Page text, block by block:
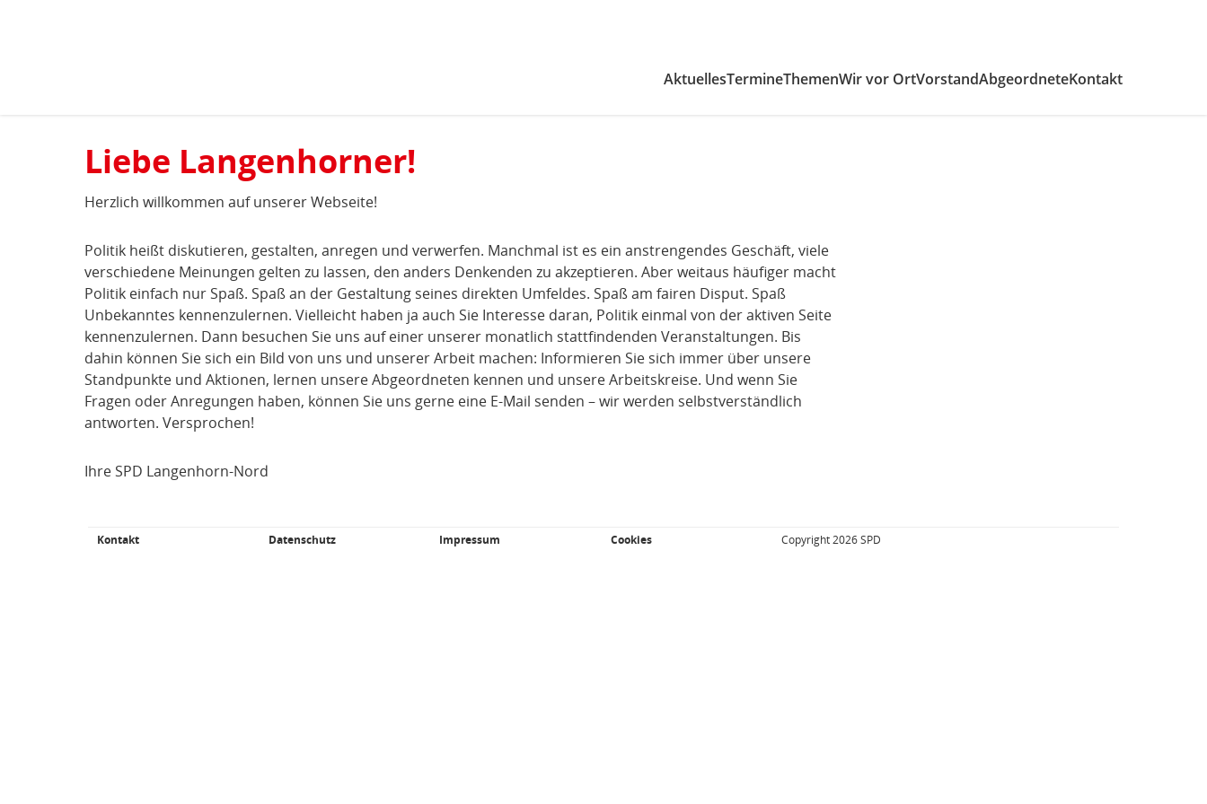
AktuellesTermineThemenWir vor OrtVorstandAbgeordneteKontakt
langenhorn-
nord.spd-
hamburg.de
Liebe Langenhorner!
Herzlich willkommen auf unserer Webseite!
Politik heißt diskutieren, gestalten, anregen und verwerfen. Manchmal ist es ein anstrengendes Geschäft, viele
verschiedene Meinungen gelten zu lassen, den anders Denkenden zu akzeptieren. Aber weitaus häufiger macht
Politik einfach nur Spaß. Spaß an der Gestaltung seines direkten Umfeldes. Spaß am fairen Disput. Spaß
Unbekanntes kennenzulernen. Vielleicht haben ja auch Sie Interesse daran, Politik einmal von der aktiven Seite
kennenzulernen. Dann besuchen Sie uns auf einer unserer monatlich stattfindenden Veranstaltungen. Bis
dahin können Sie sich ein Bild von uns und unserer Arbeit machen: Informieren Sie sich immer über unsere
Standpunkte und Aktionen, lernen unsere Abgeordneten kennen und unsere Arbeitskreise. Und wenn Sie
Fragen oder Anregungen haben, können Sie uns gerne eine E-Mail senden – wir werden selbstverständlich
antworten. Versprochen!
Ihre SPD Langenhorn-Nord
Fußbereich
Weiterführende
Kontakt Datenschutz Impressum Cookies Copyright 2026 SPD